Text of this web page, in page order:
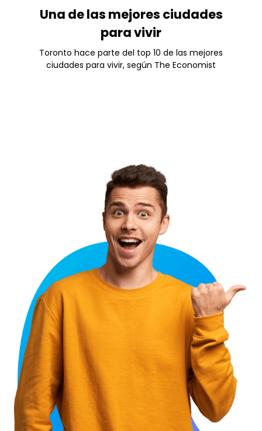
Una de las mejores ciudades
para vivir
Toronto hace parte del top 10 de las mejores
ciudades para vivir, según The Economist